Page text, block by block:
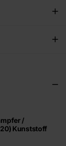
/
Kunststoff